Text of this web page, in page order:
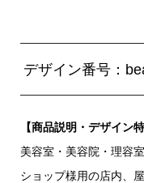
デザイン番号：
【商品説明・デザイン特
美容室・美容院・理容
ショップ様用の店内、